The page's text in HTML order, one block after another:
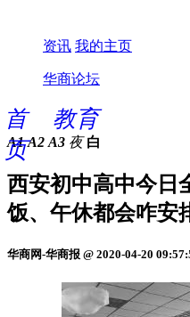
资讯 我的主页
华商论坛
首
页
教育
A1 A2 A3 夜 白
西安初中高中今日
饭、午休都会咋安
华商网-华商报 @ 2020-04-20